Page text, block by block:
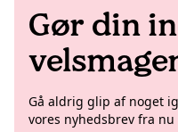
Gør din
Gå aldrig glip af noget
vores nyhedsbrev fra nu